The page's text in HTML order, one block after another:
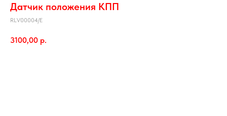
Датчик положения КПП
RLV00004/E
3100,00 р.